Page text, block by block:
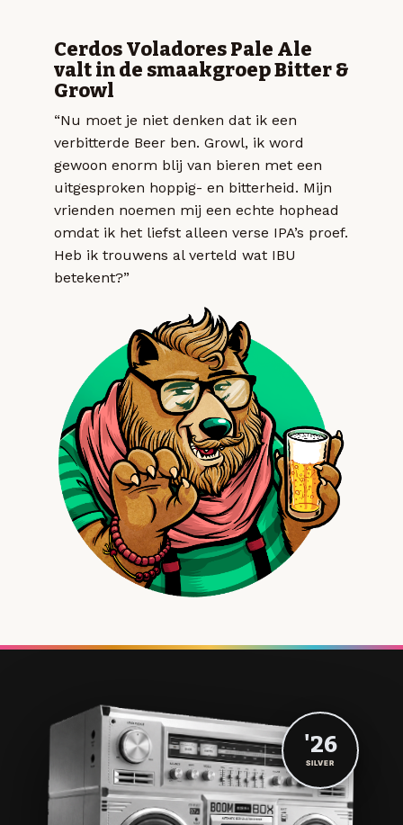
Cerdos Voladores Pale Ale
valt in de smaakgroep Bitter &
Growl
“Nu moet je niet denken dat ik een
verbitterde Beer ben. Growl, ik word
gewoon enorm blij van bieren met een
uitgesproken hoppig- en bitterheid. Mijn
vrienden noemen mij een echte hophead
omdat ik het liefst alleen verse IPA’s proef.
Heb ik trouwens al verteld wat IBU
betekent?”
'26
SILVER